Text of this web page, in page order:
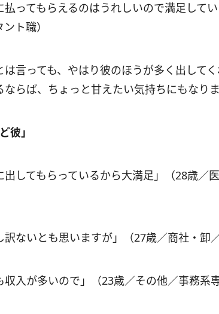
払ってもらえるのはうれしいので満足して
ト職）
は言っても、やはり彼のほうが多く出して
らば、ちょっと甘えたい気持ちにもなりま
彼」
出してもらっているから大満足」（28歳／
訳ないとも思いますが」（27歳／商社・卸
収入が多いので」（23歳／その他／事務系専